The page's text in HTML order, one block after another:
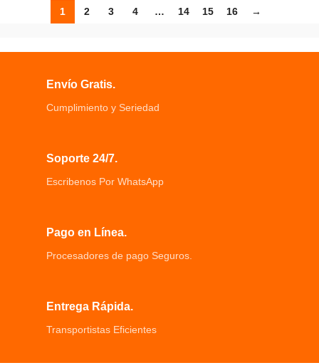
1 2 3 4 … 14 15 16 →
Envío Gratis.
Cumplimiento y Seriedad
Soporte 24/7.
Escribenos Por WhatsApp
Pago en Línea.
Procesadores de pago Seguros.
Entrega Rápida.
Transportistas Eficientes